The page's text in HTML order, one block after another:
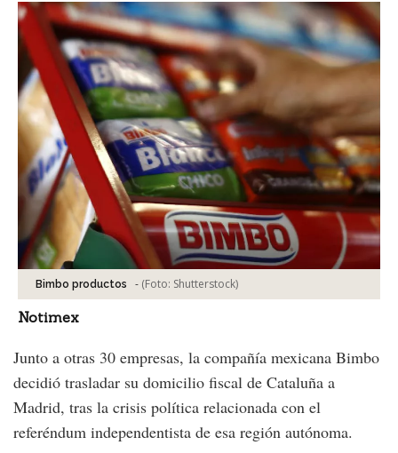
Bimbo productos - (Foto: Shutterstock)
Notimex
Junto a otras 30 empresas, la compañía mexicana Bimbo
decidió trasladar su domicilio fiscal de Cataluña a
Madrid, tras la crisis política relacionada con el
referéndum independentista de esa región autónoma.